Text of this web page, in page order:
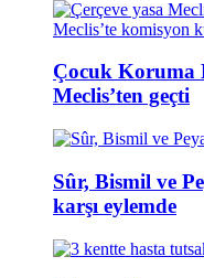
Çocuk Koruma
Meclis’ten geçti
Sûr, Bismil ve
karşı eylemde